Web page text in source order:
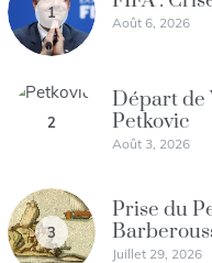
1
Août 6, 2026
2
Départ
Petkovic
Août 3, 2026
3
Prise du
Juillet 29, 2026